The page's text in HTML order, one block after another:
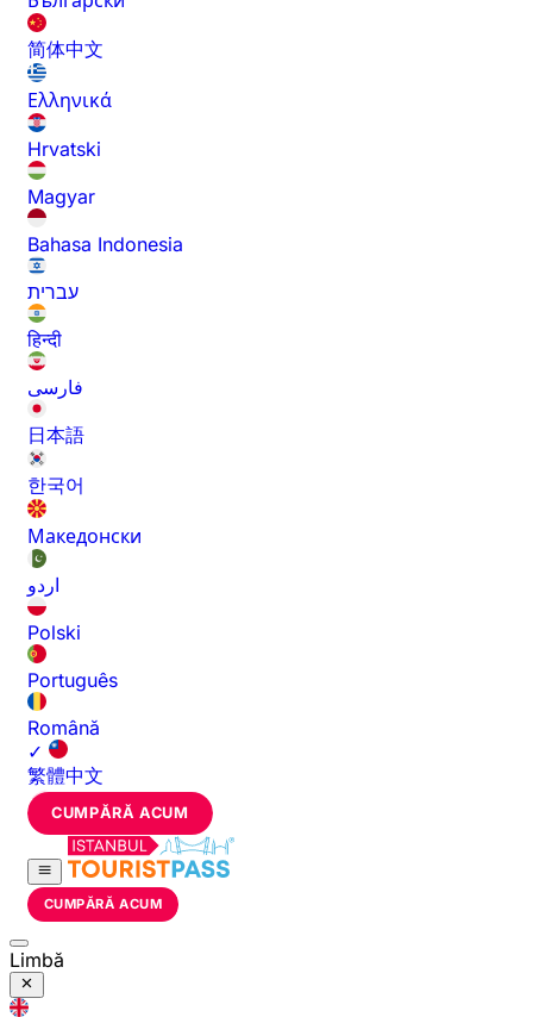
简体中文
Ελληνικά
Hrvatski
Magyar
Bahasa Indonesia
עברית
हिन्दी
فارسی
日本語
한국어
Македонски
اردو
Polski
Português
Română
✓
繁體中文
CUMPĂRĂ ACUM
CUMPĂRĂ ACUM
Limbă